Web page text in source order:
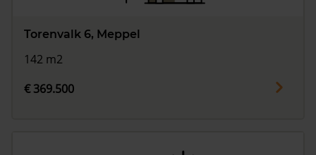
Torenvalk 6, Meppel
142 m2
€ 369.500